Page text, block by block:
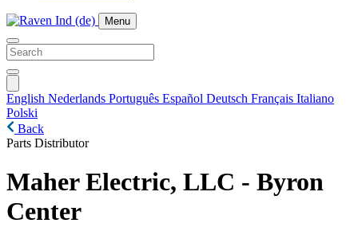
Menu
English Nederlands Português Español Deutsch Français Italiano
Polski
Back
Parts Distributor
Maher Electric, LLC - Byron
Center